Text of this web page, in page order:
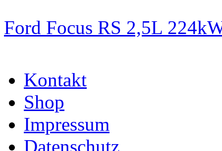
Ford Focus RS 2,5L
Kontakt
Shop
Impressum
Datenschutz